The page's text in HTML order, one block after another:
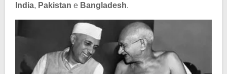
India, Pakistan e Bangladesh.